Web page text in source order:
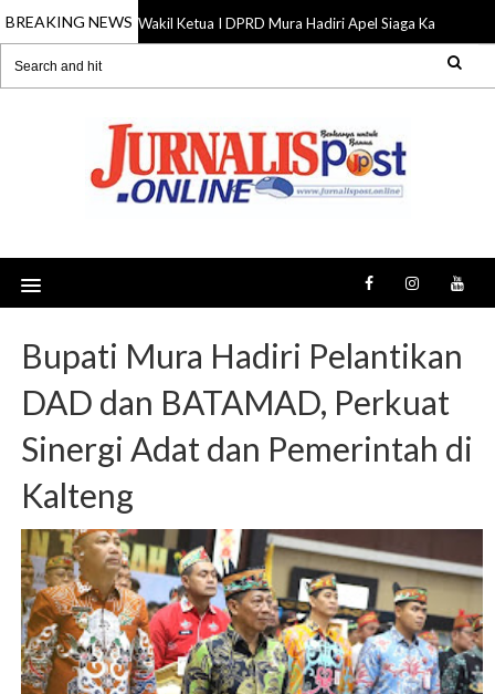
BREAKING NEWS
07 Aug 2026 Wakil Ketua I DPRD Mura Hadiri Apel Siaga Karhutla,
Bupati Mura Hadiri Pelantikan
DAD dan BATAMAD, Perkuat
Sinergi Adat dan Pemerintah di
Kalteng